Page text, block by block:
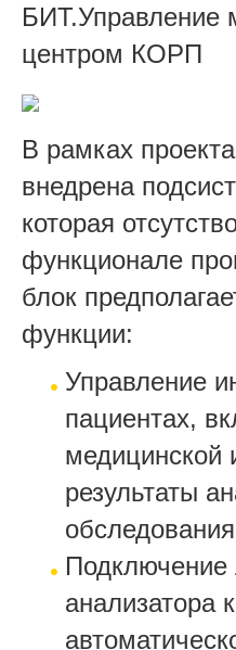
БИТ.Управление
центром КОРП
В рамках
внедрена
которая
функционале
блок
функции:
Управление
пациентах,
медицинской
результаты
Подключение
анализатора